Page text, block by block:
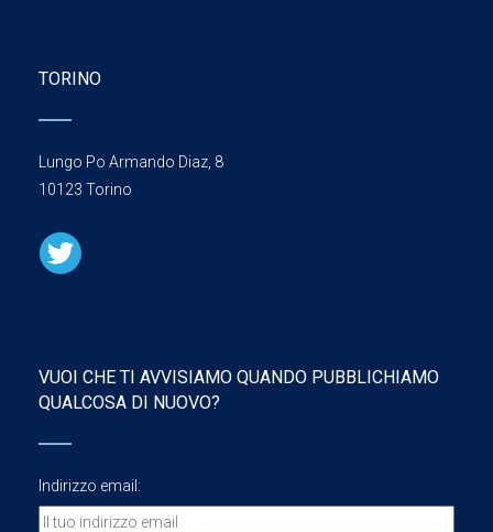
TORINO
Lungo Po Armando Diaz, 8
10123 Torino
VUOI CHE TI AVVISIAMO QUANDO PUBBLICHIAMO
QUALCOSA DI NUOVO?
Indirizzo email: